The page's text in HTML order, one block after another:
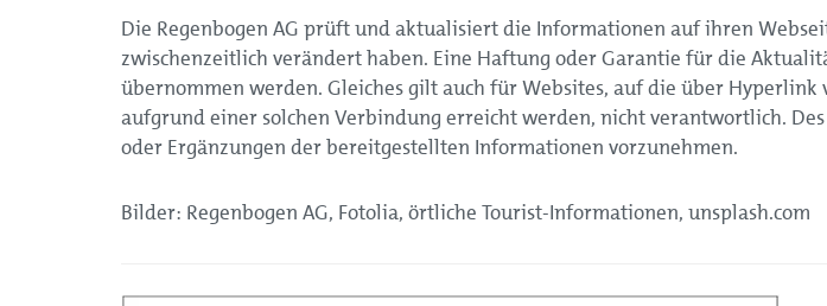
Die Regenbogen AG prüft und aktualisiert die Informationen auf ihren
zwischenzeitlich verändert haben. Eine Haftung oder Garantie für die
übernommen werden. Gleiches gilt auch für Websites, auf die über
aufgrund einer solchen Verbindung erreicht werden, nicht verantwortlich.
oder Ergänzungen der bereitgestellten Informationen vorzunehmen.
Bilder: Regenbogen AG, Fotolia, örtliche Tourist-Informationen, unsplash.com